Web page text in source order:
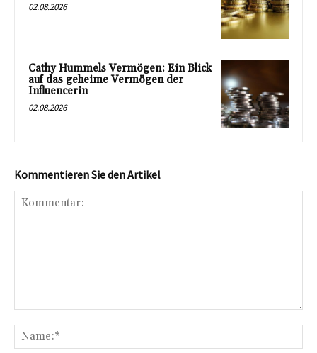
02.08.2026
Cathy Hummels Vermögen: Ein Blick
auf das geheime Vermögen der
Influencerin
02.08.2026
Kommentieren Sie den Artikel